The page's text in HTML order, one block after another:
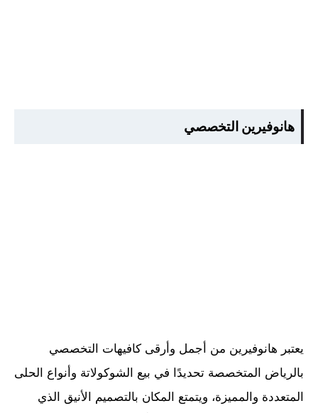
هانوفيرين التخصصي
يعتبر هانوفيرين من أجمل وأرقى كافيهات التخصصي
بالرياض المتخصصة تحديدًا في بيع الشوكولاتة وأنواع الحلى
المتعددة والمميزة، ويتمتع المكان بالتصميم الأنيق الذي